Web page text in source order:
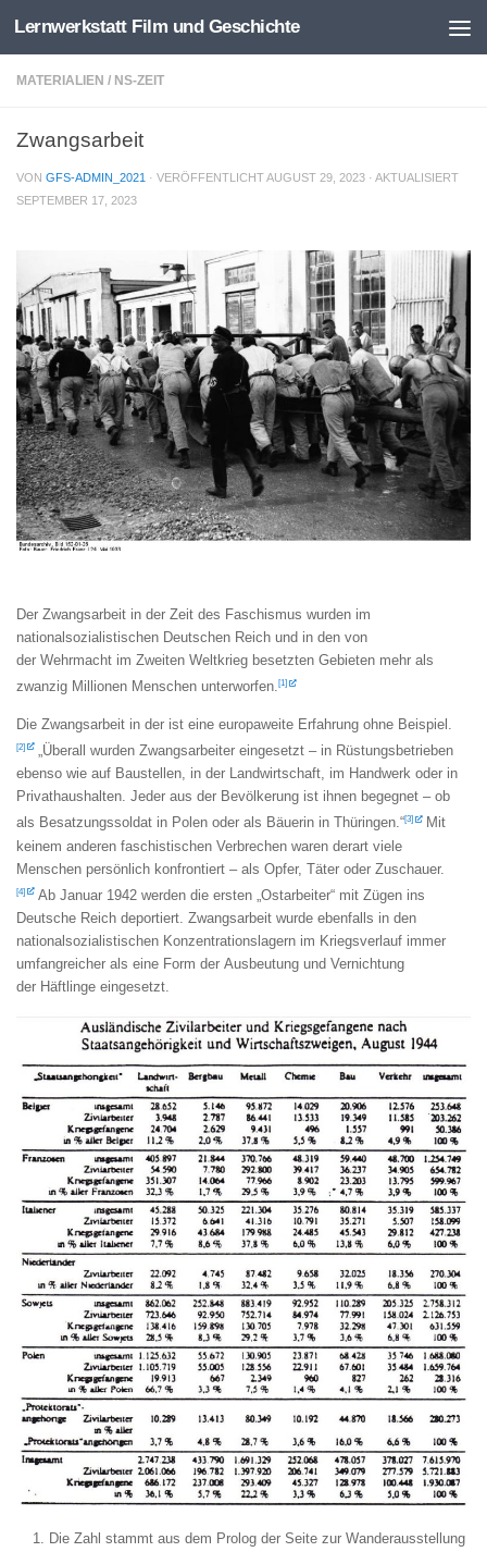
Zum Inhalt springen
Lernwerkstatt Film und Geschichte
MATERIALIEN / NS-ZEIT
Zwangsarbeit
VON GFS-ADMIN_2021 · VERÖFFENTLICHTAUGUST 29, 2023 · AKTUALISIERT
SEPTEMBER 17, 2023
Der Zwangsarbeit in der Zeit des Faschismus wurden im
nationalsozialistischen Deutschen Reich und in den von
der Wehrmacht im Zweiten Weltkrieg besetzten Gebieten mehr als
zwanzig Millionen Menschen unterworfen. [1]
Die Zwangsarbeit in der ist eine europaweite Erfahrung ohne Beispiel.
[2]
„Überall wurden Zwangsarbeiter eingesetzt – in Rüstungsbetrieben
ebenso wie auf Baustellen, in der Landwirtschaft, im Handwerk oder in
Privathaushalten. Jeder aus der Bevölkerung ist ihnen begegnet – ob
als Besatzungssoldat in Polen oder als Bäuerin in Thüringen.“[3]
Mit
keinem anderen faschistischen Verbrechen waren derart viele
Menschen persönlich konfrontiert – als Opfer, Täter oder Zuschauer.
[4]
Ab Januar 1942 werden die ersten „Ostarbeiter“ mit Zügen ins
Deutsche Reich deportiert. Zwangsarbeit wurde ebenfalls in den
nationalsozialistischen Konzentrationslagern im Kriegsverlauf immer
umfangreicher als eine Form der Ausbeutung und Vernichtung
der Häftlinge eingesetzt.
Die Zahl stammt aus dem Prolog der Seite zur Wanderausstellung